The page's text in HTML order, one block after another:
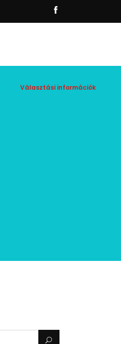
Választási információk